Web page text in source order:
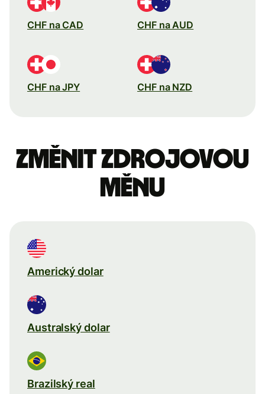
CHF na CAD CHF na AUD
CHF na JPY CHF na NZD
Změnit zdrojovou
měnu
Americký dolar
Australský dolar
Brazilský real